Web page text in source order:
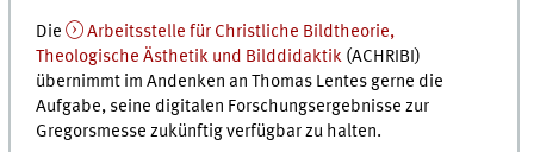
Die
Arbeitsstelle für Christliche Bildtheorie,
Theologische Ästhetik und Bilddidaktik (ACHRIBI)
übernimmt im Andenken an Thomas Lentes gerne die
Aufgabe, seine digitalen Forschungsergebnisse zur
Gregorsmesse zukünftig verfügbar zu halten.